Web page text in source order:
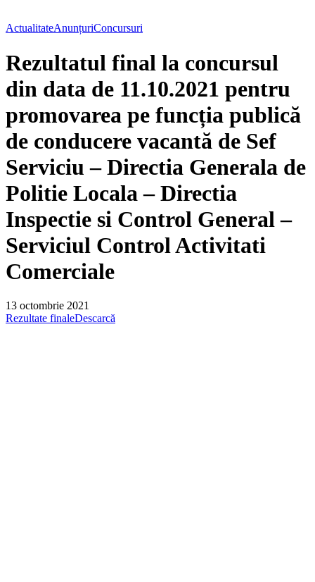
ActualitateAnunțuriConcursuri
Rezultatul final la concursul
din data de 11.10.2021 pentru
promovarea pe funcția publică
de conducere vacantă de Sef
Serviciu – Directia Generala de
Politie Locala – Directia
Inspectie si Control General –
Serviciul Control Activitati
Comerciale
13 octombrie 2021
Rezultate finaleDescarcă